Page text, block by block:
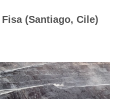
Fisa (Santiago, Cile)